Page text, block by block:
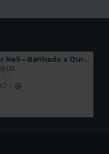
Colar Neli – Banhado a Ouro de 18K